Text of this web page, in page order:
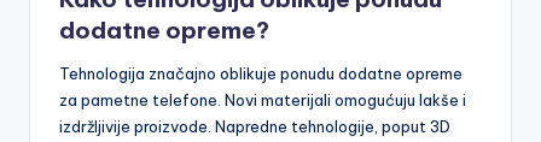
dodatne opreme?
Tehnologija značajno oblikuje ponudu dodatne opreme
za pametne telefone. Novi materijali omogućuju lakše i
izdržljivije proizvode. Napredne tehnologije, poput 3D